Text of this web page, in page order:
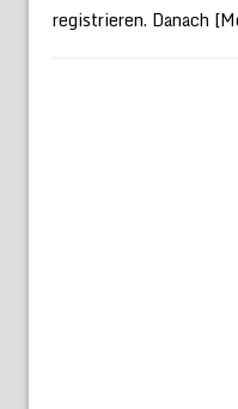
registrieren. Danach